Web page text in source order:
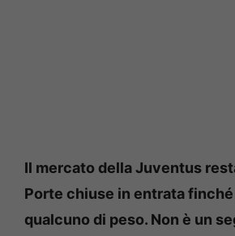
Il mercato della Juventus
Porte chiuse in entrata
qualcuno di peso. Non è un